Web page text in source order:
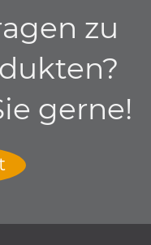
zu
gerne!